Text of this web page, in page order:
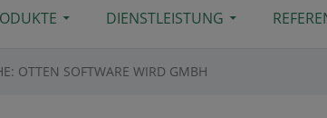
DIENSTLEISTUNG
OTTEN SOFTWARE WIRD GMBH